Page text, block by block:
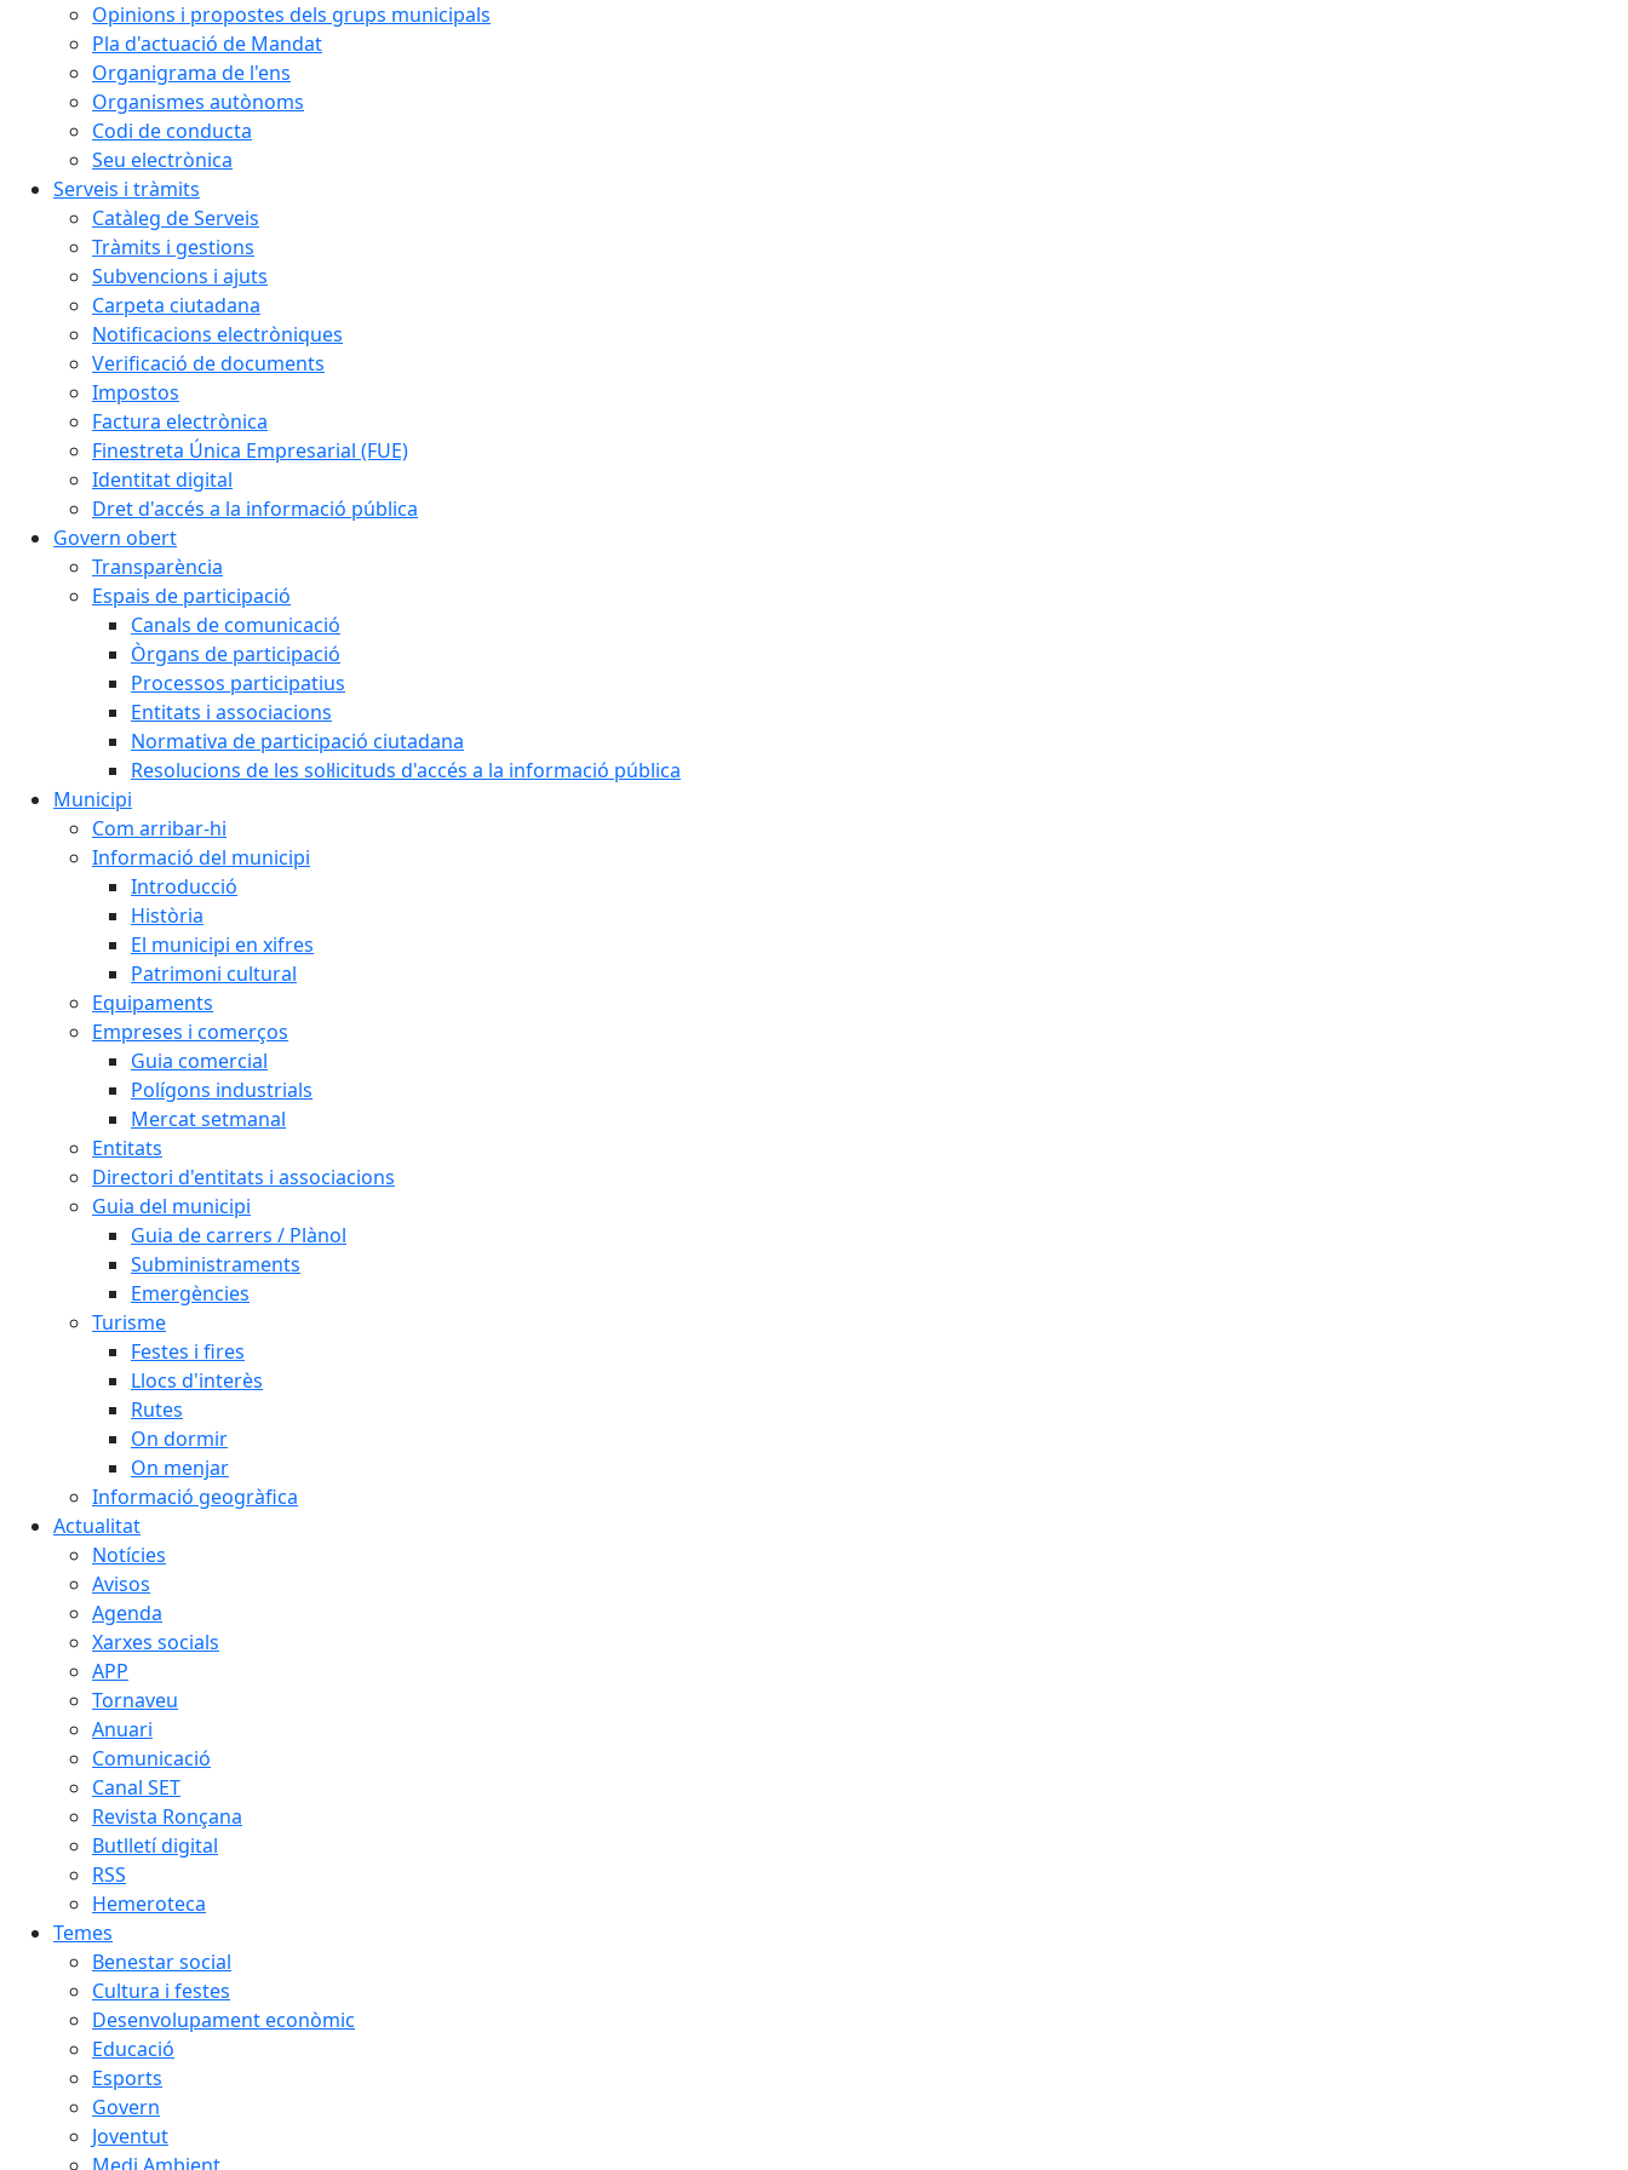
Opinions i propostes dels grups municipals
Pla d'actuació de Mandat
Organigrama de l'ens
Organismes autònoms
Codi de conducta
Seu electrònica
Serveis i tràmits
Catàleg de Serveis
Tràmits i gestions
Subvencions i ajuts
Carpeta ciutadana
Notificacions electròniques
Verificació de documents
Impostos
Factura electrònica
Finestreta Única Empresarial (FUE)
Identitat digital
Dret d'accés a la informació pública
Govern obert
Transparència
Espais de participació
Canals de comunicació
Òrgans de participació
Processos participatius
Entitats i associacions
Normativa de participació ciutadana
Resolucions de les sol·licituds d'accés a la informació pública
Municipi
Com arribar-hi
Informació del municipi
Introducció
Història
El municipi en xifres
Patrimoni cultural
Equipaments
Empreses i comerços
Guia comercial
Polígons industrials
Mercat setmanal
Entitats
Directori d'entitats i associacions
Guia del municipi
Guia de carrers / Plànol
Subministraments
Emergències
Turisme
Festes i fires
Llocs d'interès
Rutes
On dormir
On menjar
Informació geogràfica
Actualitat
Notícies
Avisos
Agenda
Xarxes socials
APP
Tornaveu
Anuari
Comunicació
Canal SET
Revista Ronçana
Butlletí digital
RSS
Hemeroteca
Temes
Benestar social
Cultura i festes
Desenvolupament econòmic
Educació
Esports
Govern
Joventut